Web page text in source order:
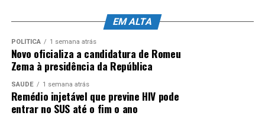
mexicana encara a seleção nórdica no próximo sábado
(11), às 18h, em Miami (Estados Unidos).
Falta de efetividade
Como tinha dado a entender na entrevista coletiva do
último sábado (4),Ancelotti escolheu Gabriel
EM ALTA
POLÍTICA 1 semana atrás
Novo oficializa a candidatura de Romeu
Zema à presidência da República
SAÚDE 1 semana atrás
Remédio injetável que previne HIV pode
entrar no SUS até o fim o ano